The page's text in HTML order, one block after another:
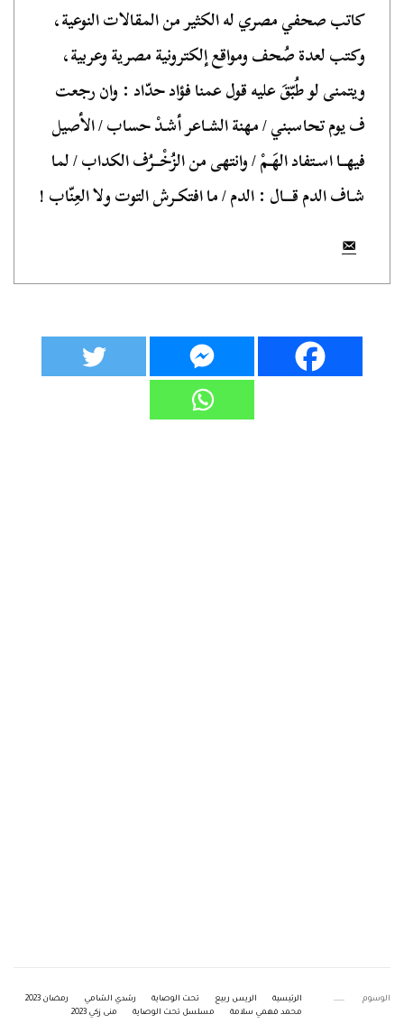
كاتب صحفي مصري له الكثير من المقالات النوعية،
وكتب لعدة صُحف ومواقع إلكترونية مصرية وعربية،
ويتمنى لو طُبّقَ عليه قول عمنا فؤاد حدّاد : وان رجعت
ف يوم تحاسبني / مهنة الشـاعر أشـدْ حساب / الأصيل
فيهــا اسـتفاد الهَـمْ / وانتهى من الزُخْــرُف الكداب / لما
شـاف الدم قـــال : الدم / ما افتكـرش التوت ولا العِنّاب !
الوسوم الرئيسية الريس ربيع تحت الوصاية رشدي الشامي
رمضان 2023
محمد فهمي سلامة
مسلسل تحت الوصاية منى زكي 2023